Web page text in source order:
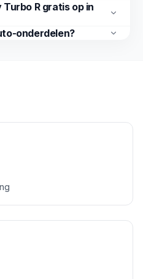
R gratis op in
onderdelen?